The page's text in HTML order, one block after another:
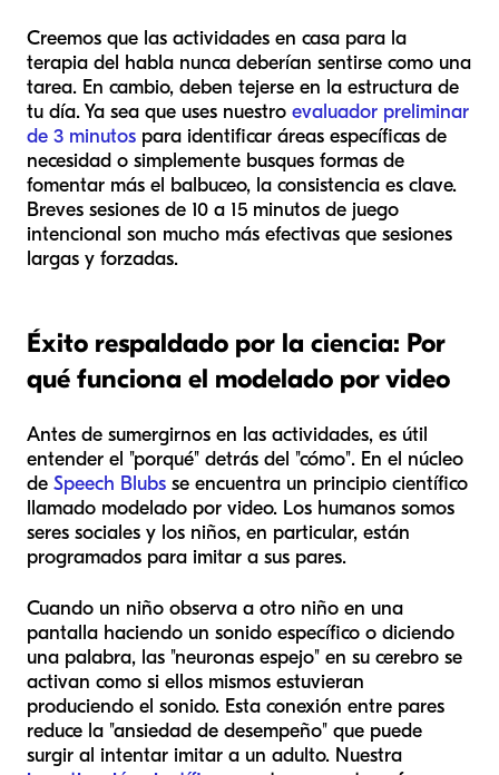
Creemos que las actividades en casa para la
terapia del habla nunca deberían sentirse como una
tarea. En cambio, deben tejerse en la estructura de
tu día. Ya sea que uses nuestro evaluador preliminar
de 3 minutos para identificar áreas específicas de
necesidad o simplemente busques formas de
fomentar más el balbuceo, la consistencia es clave.
Breves sesiones de 10 a 15 minutos de juego
intencional son mucho más efectivas que sesiones
largas y forzadas.
Éxito respaldado por la ciencia: Por
qué funciona el modelado por video
Antes de sumergirnos en las actividades, es útil
entender el "porqué" detrás del "cómo". En el núcleo
de Speech Blubs se encuentra un principio científico
llamado modelado por video. Los humanos somos
seres sociales y los niños, en particular, están
programados para imitar a sus pares.
Cuando un niño observa a otro niño en una
pantalla haciendo un sonido específico o diciendo
una palabra, las "neuronas espejo" en su cerebro se
activan como si ellos mismos estuvieran
produciendo el sonido. Esta conexión entre pares
reduce la "ansiedad de desempeño" que puede
surgir al intentar imitar a un adulto. Nuestra